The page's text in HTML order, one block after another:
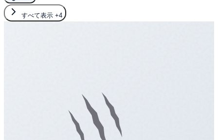
すべて表示 +4